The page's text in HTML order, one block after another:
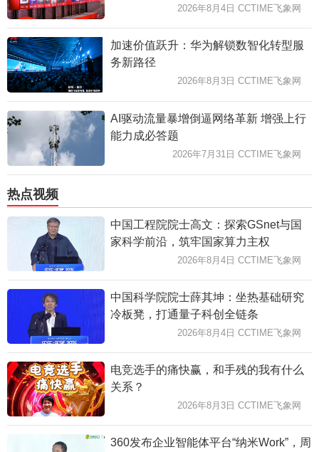
2026年8月4日 CCTIME飞象网
加速价值跃升：华为解锁数智化转型服
务新路径
2026年8月3日 CCTIME飞象网
AI驱动流量暴增倒逼网络革新 增强上行
能力成必答题
2026年7月31日 CCTIME飞象网
热点视频
中国工程院院士高文：探索GSnet与国
家科学前沿，筑牢国家算力主权
2026年8月4日 CCTIME飞象网
中国科学院院士薛其坤：坐热基础研究
冷板凳，打通量子科创全链条
2026年8月4日 CCTIME飞象网
电竞选手的痛快赢，和手残的我有什么
关系？
2026年8月3日 CCTIME飞象网
360发布企业智能体平台“纳米Work”，周